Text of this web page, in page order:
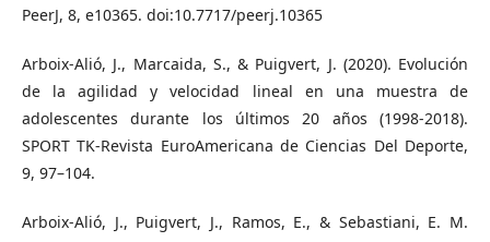
PeerJ, 8, e10365. doi:10.7717/peerj.10365
Arboix-Alió, J., Marcaida, S., & Puigvert, J. (2020). Evolución
de la agilidad y velocidad lineal en una muestra de
adolescentes durante los últimos 20 años (1998-2018).
SPORT TK-Revista EuroAmericana de Ciencias Del Deporte,
9, 97–104.
Arboix-Alió, J., Puigvert, J., Ramos, E., & Sebastiani, E. M.